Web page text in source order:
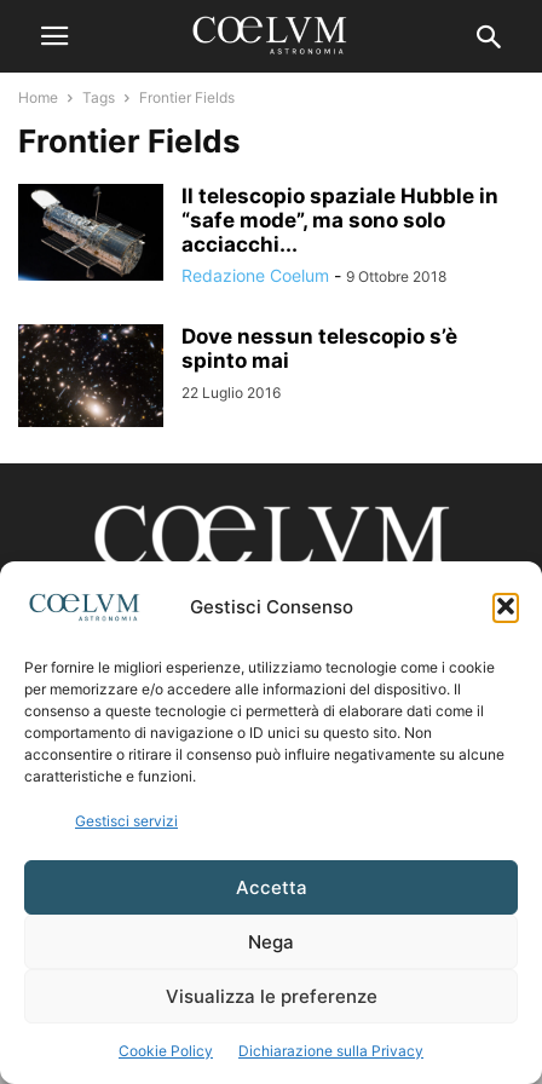
Gestisci Consenso
Per fornire le migliori esperienze, utilizziamo tecnologie come i cookie
per memorizzare e/o accedere alle informazioni del dispositivo. Il
consenso a queste tecnologie ci permetterà di elaborare dati come il
comportamento di navigazione o ID unici su questo sito. Non
acconsentire o ritirare il consenso può influire negativamente su alcune
caratteristiche e funzioni.
Gestisci servizi
Accetta
Nega
Visualizza le preferenze
Cookie Policy Dichiarazione sulla Privacy
Home Tags Frontier Fields
Frontier Fields
Il telescopio spaziale Hubble in
“safe mode”, ma sono solo
acciacchi...
Redazione Coelum - 9 Ottobre 2018
Dove nessun telescopio s’è
spinto mai
22 Luglio 2016
CHI SIAMO
Contattaci:coelumastro@coelum.com